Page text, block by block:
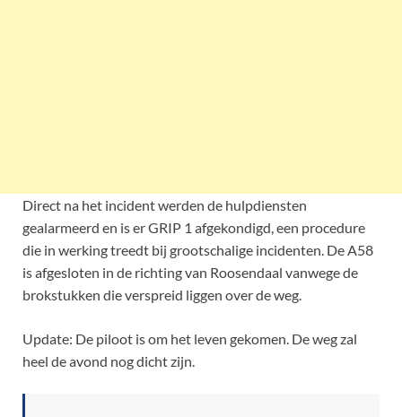
Direct na het incident werden de hulpdiensten
gealarmeerd en is er GRIP 1 afgekondigd, een procedure
die in werking treedt bij grootschalige incidenten. De A58
is afgesloten in de richting van Roosendaal vanwege de
brokstukken die verspreid liggen over de weg.
Update: De piloot is om het leven gekomen. De weg zal
heel de avond nog dicht zijn.